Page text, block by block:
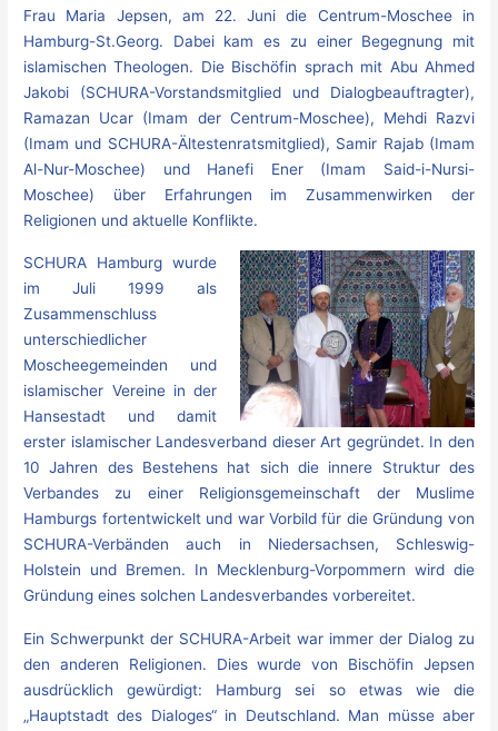
Frau Maria Jepsen, am 22. Juni die Centrum-Moschee in
Hamburg-St.Georg. Dabei kam es zu einer Begegnung mit
islamischen Theologen. Die Bischöfin sprach mit Abu Ahmed
Jakobi (SCHURA-Vorstandsmitglied und Dialogbeauftragter),
Ramazan Ucar (Imam der Centrum-Moschee), Mehdi Razvi
(Imam und SCHURA-Ältestenratsmitglied), Samir Rajab (Imam
Al-Nur-Moschee) und Hanefi Ener (Imam Said-i-Nursi-
Moschee) über Erfahrungen im Zusammenwirken der
Religionen und aktuelle Konflikte.
SCHURA Hamburg wurde
im Juli 1999 als
Zusammenschluss
unterschiedlicher
Moscheegemeinden und
islamischer Vereine in der
Hansestadt und damit
erster islamischer Landesverband dieser Art gegründet. In den
10 Jahren des Bestehens hat sich die innere Struktur des
Verbandes zu einer Religionsgemeinschaft der Muslime
Hamburgs fortentwickelt und war Vorbild für die Gründung von
SCHURA-Verbänden auch in Niedersachsen, Schleswig-
Holstein und Bremen. In Mecklenburg-Vorpommern wird die
Gründung eines solchen Landesverbandes vorbereitet.
Ein Schwerpunkt der SCHURA-Arbeit war immer der Dialog zu
den anderen Religionen. Dies wurde von Bischöfin Jepsen
ausdrücklich gewürdigt: Hamburg sei so etwas wie die
„Hauptstadt des Dialoges“ in Deutschland. Man müsse aber